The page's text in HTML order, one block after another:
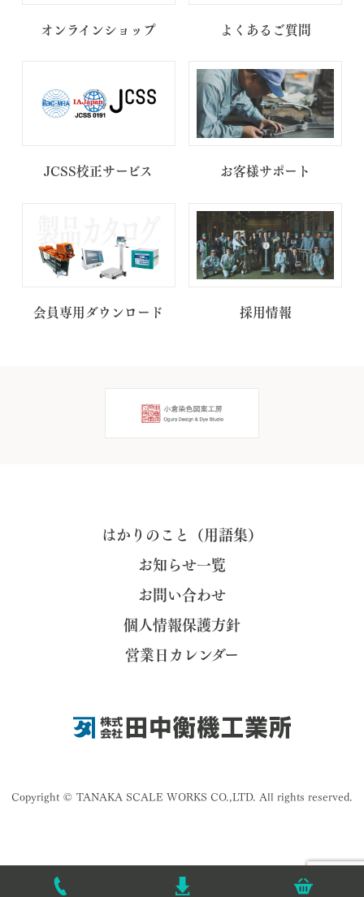
オンラインショップ よくあるご質問
JCSS校正サービス お客様サポート
会員専用ダウンロード 採用情報
はかりのこと（用語集）
お知らせ一覧
お問い合わせ
個人情報保護方針
営業日カレンダー
Copyright © TANAKA SCALE WORKS CO.,LTD. All rights reserved.